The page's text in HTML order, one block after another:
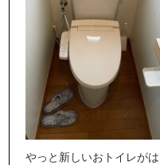
やっと新しいおトイレが